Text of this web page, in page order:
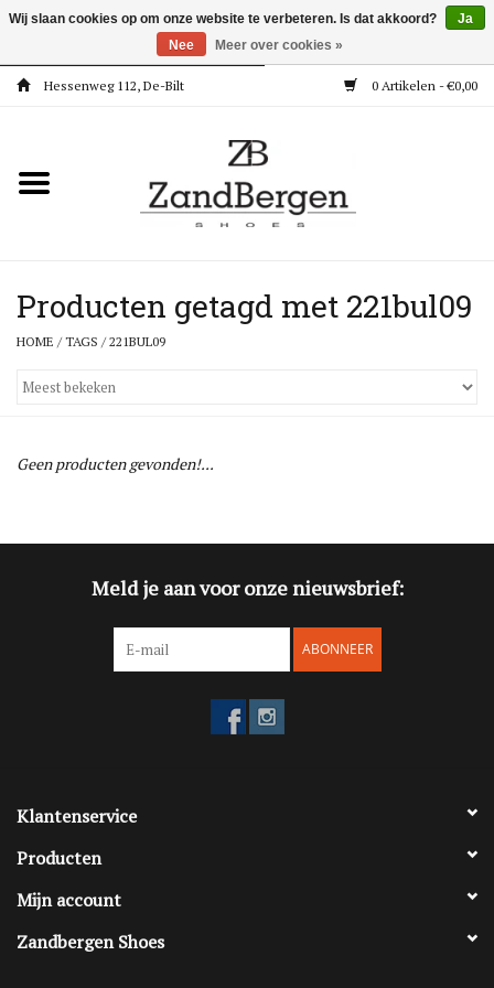
Hessenweg 112, De-Bilt 0 Artikelen - €0,00
Kleding
Meisjes
Jongens
Super Deals
Blog
Producten getagd met 221bul09
HOME /TAGS /221BUL09
Geen producten gevonden!...
Meld je aan voor onze nieuwsbrief:
ABONNEER
Klantenservice
Producten
Mijn account
Zandbergen Shoes
Wij slaan cookies op om onze website te verbeteren. Is dat akkoord?
Ja
Nee
Meer over cookies »